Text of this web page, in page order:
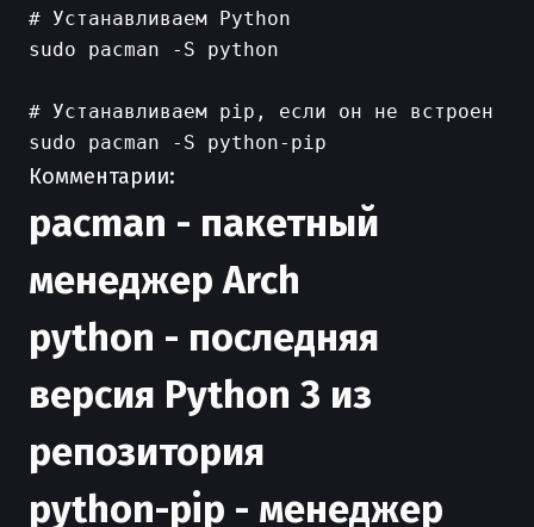
# Устанавливаем Python
sudo pacman -S python
# Устанавливаем pip, если он не встроен
Комментарии:
pacman - пакетный
менеджер Arch
python - последняя
версия Python 3 из
репозитория
python-pip - менеджер